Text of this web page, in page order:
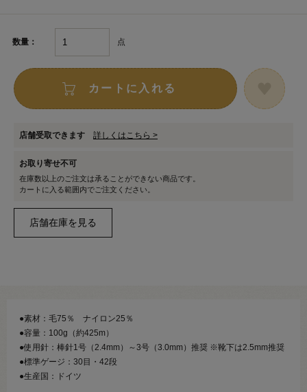
数量： 点
カートに入れる
店舗受取できます 詳しくはこちら >
お取り寄せ不可
在庫数以上のご注文は承ることができない商品です。
カートに入る範囲内でご注文ください。
●素材：毛75％ ナイロン25％
●容量：100g（約425m）
●使用針：棒針1号（2.4mm）～3号（3.0mm）推奨 ※靴下は2.5mm推奨
●標準ゲージ：30目・42段
●生産国：ドイツ